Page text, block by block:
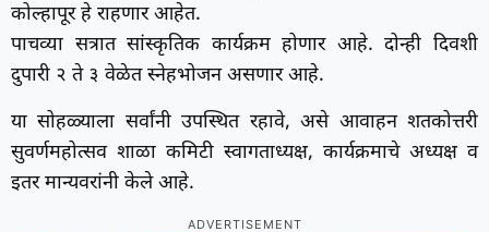
कोल्हापूर हे राहणार आहेत.
पाचव्या सत्रात सांस्कृतिक कार्यक्रम होणार आहे. दोन्ही दिवशी
दुपारी २ ते ३ वेळेत स्नेहभोजन असणार आहे.
या सोहळ्याला सर्वांनी उपस्थित रहावे, असे आवाहन शतकोत्तरी
सुवर्णमहोत्सव शाळा कमिटी स्वागताध्यक्ष, कार्यक्रमाचे अध्यक्ष व
इतर मान्यवरांनी केले आहे.
ADVERTISEMENT